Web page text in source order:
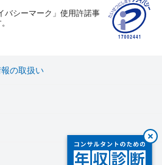
バシーマーク」使用許諾事
の取扱い